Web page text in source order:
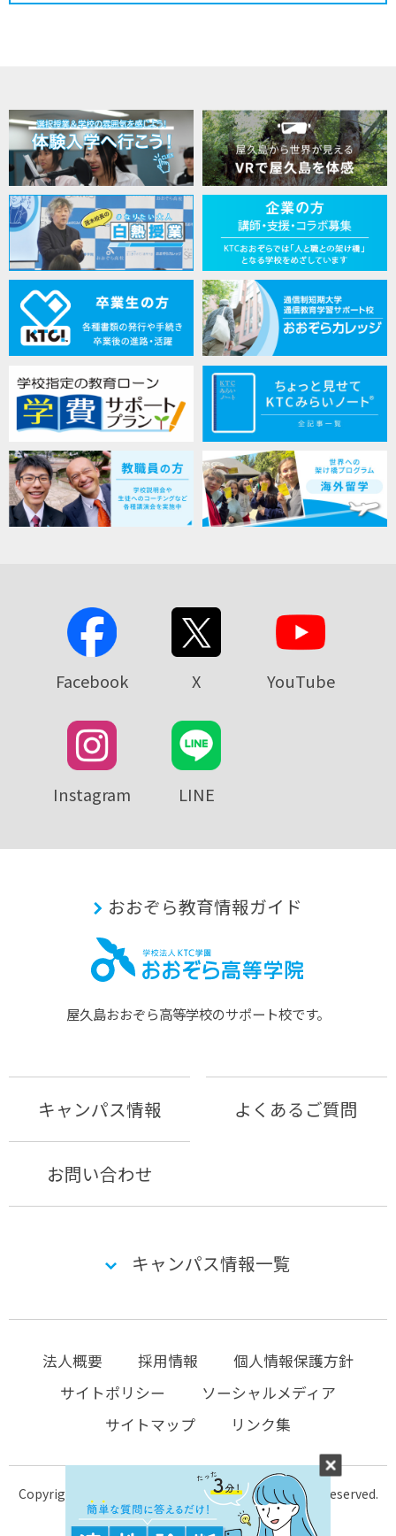
Facebook X YouTube
Instagram LINE
おおぞら教育情報ガイド
屋久島おおぞら⾼等学校のサポート校です。
キャンパス情報 よくあるご質問
お問い合わせ
キャンパス情報一覧
法人概要 採用情報
個人情報保護方針
サイトポリシー
ソーシャルメディア
サイトマップ
リンク集
Copyright © 2004-2026 KTC-school.com All Rights Reserved.